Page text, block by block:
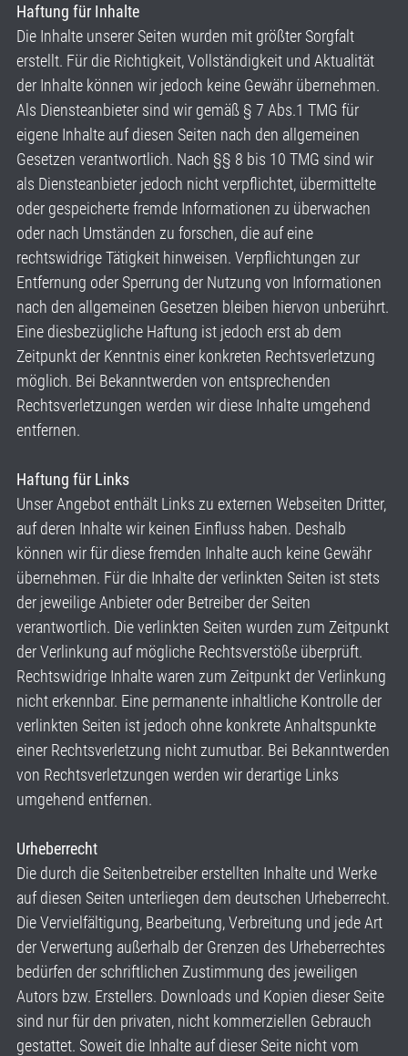
Haftung für Inhalte
Die Inhalte unserer Seiten wurden mit größter Sorgfalt
erstellt. Für die Richtigkeit, Vollständigkeit und Aktualität
der Inhalte können wir jedoch keine Gewähr übernehmen.
Als Diensteanbieter sind wir gemäß § 7 Abs.1 TMG für
eigene Inhalte auf diesen Seiten nach den allgemeinen
Gesetzen verantwortlich. Nach §§ 8 bis 10 TMG sind wir
als Diensteanbieter jedoch nicht verpflichtet, übermittelte
oder gespeicherte fremde Informationen zu überwachen
oder nach Umständen zu forschen, die auf eine
rechtswidrige Tätigkeit hinweisen. Verpflichtungen zur
Entfernung oder Sperrung der Nutzung von Informationen
nach den allgemeinen Gesetzen bleiben hiervon unberührt.
Eine diesbezügliche Haftung ist jedoch erst ab dem
Zeitpunkt der Kenntnis einer konkreten Rechtsverletzung
möglich. Bei Bekanntwerden von entsprechenden
Rechtsverletzungen werden wir diese Inhalte umgehend
entfernen.
Haftung für Links
Unser Angebot enthält Links zu externen Webseiten Dritter,
auf deren Inhalte wir keinen Einfluss haben. Deshalb
können wir für diese fremden Inhalte auch keine Gewähr
übernehmen. Für die Inhalte der verlinkten Seiten ist stets
der jeweilige Anbieter oder Betreiber der Seiten
verantwortlich. Die verlinkten Seiten wurden zum Zeitpunkt
der Verlinkung auf mögliche Rechtsverstöße überprüft.
Rechtswidrige Inhalte waren zum Zeitpunkt der Verlinkung
nicht erkennbar. Eine permanente inhaltliche Kontrolle der
verlinkten Seiten ist jedoch ohne konkrete Anhaltspunkte
einer Rechtsverletzung nicht zumutbar. Bei Bekanntwerden
von Rechtsverletzungen werden wir derartige Links
umgehend entfernen.
Urheberrecht
Die durch die Seitenbetreiber erstellten Inhalte und Werke
auf diesen Seiten unterliegen dem deutschen Urheberrecht.
Die Vervielfältigung, Bearbeitung, Verbreitung und jede Art
der Verwertung außerhalb der Grenzen des Urheberrechtes
bedürfen der schriftlichen Zustimmung des jeweiligen
Autors bzw. Erstellers. Downloads und Kopien dieser Seite
sind nur für den privaten, nicht kommerziellen Gebrauch
gestattet. Soweit die Inhalte auf dieser Seite nicht vom